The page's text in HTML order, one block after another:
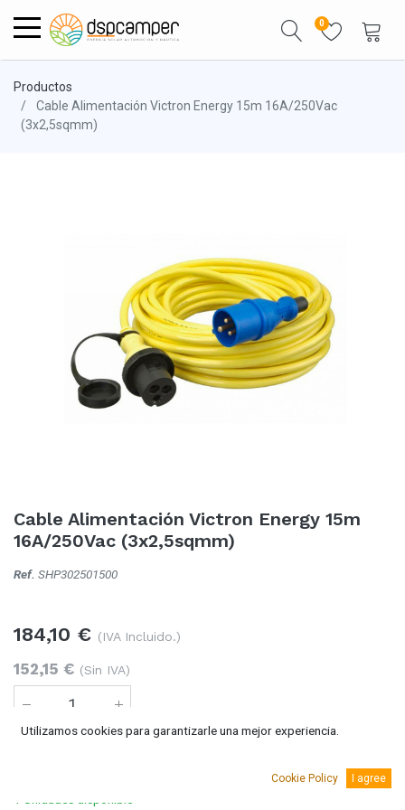
0
Productos
Cable Alimentación Victron Energy 15m 16A/250Vac
(3x2,5sqmm)
Cable Alimentación Victron Energy 15m
16A/250Vac (3x2,5sqmm)
Ref. SHP302501500
184,10 € (IVA Incluido.)
152,15 € (Sin IVA)
Utilizamos cookies para garantizarle una mejor experiencia.
Cookie Policy I agree